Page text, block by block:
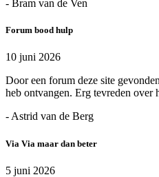
- Bram van de Ven
Forum bood hulp
10 juni 2026
Door een forum deze site
heb ontvangen. Erg tevreden over
- Astrid van de Berg
Via Via maar dan beter
5 juni 2026